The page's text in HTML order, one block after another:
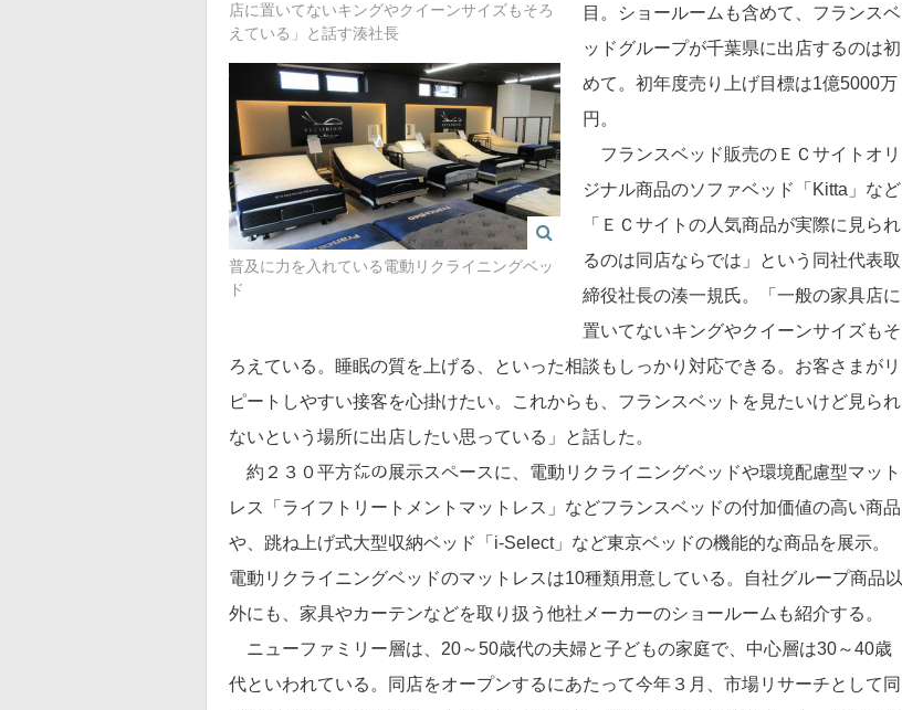
店に置いてないキングやクイーンサイズもそろ
えている」と話す湊社長
普及に力を入れている電動リクライニングベッ
ド
目。ショールームも含めて、フランスベ
ッドグループが千葉県に出店するのは初
めて。初年度売り上げ目標は1億5000万
円。
フランスベッド販売のＥＣサイトオリ
ジナル商品のソファベッド「Kitta」など
「ＥＣサイトの人気商品が実際に見られ
るのは同店ならでは」という同社代表取
締役社長の湊一規氏。「一般の家具店に
置いてないキングやクイーンサイズもそ
ろえている。睡眠の質を上げる、といった相談もしっかり対応できる。お客さまがリ
ピートしやすい接客を心掛けたい。これからも、フランスベットを見たいけど見られ
ないという場所に出店したい思っている」と話した。
約２３０平方㍍の展示スペースに、電動リクライニングベッドや環境配慮型マット
レス「ライフトリートメントマットレス」などフランスベッドの付加価値の高い商品
や、跳ね上げ式大型収納ベッド「i-Select」など東京ベッドの機能的な商品を展示。
電動リクライニングベッドのマットレスは10種類用意している。自社グループ商品以
外にも、家具やカーテンなどを取り扱う他社メーカーのショールームも紹介する。
ニューファミリー層は、20～50歳代の夫婦と子どもの家庭で、中心層は30～40歳
代といわれている。同店をオープンするにあたって今年３月、市場リサーチとして同